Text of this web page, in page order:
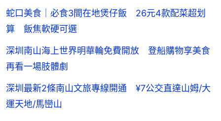
蛇口美食｜必食3間在地煲仔飯 26元4款配菜超划
算 飯焦軟硬可選
深圳南山海上世界明華輪免費開放 登船購物享美食
再看一場肢體劇
深圳最新2條南山文旅專線開通 ¥7公交直達山姆/大
運天地/馬巒山